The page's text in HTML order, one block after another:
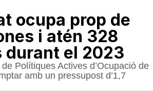
ocupa prop de
i atén 328
durant el 2023
de Polítiques Actives d’Ocupació de
amb un pressupost d’1,7